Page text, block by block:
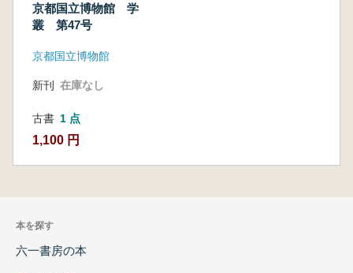
京都国立博物館 学
叢 第47号
京都国立博物館
新刊 在庫なし
古書 1 点
1,100 円
本を探す
六一書房の本